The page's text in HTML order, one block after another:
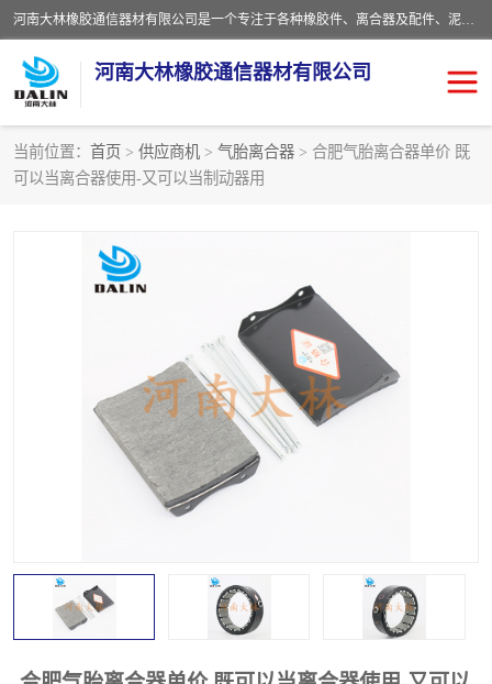
河南大林橡胶通信器材有限公司是一个专注于各种橡胶件、离合器及配件、泥浆泵及配件等产品设计制造和加工的企业。产品应用于矿山、冶金、石油、钢铁、化工、水泥、船舶、造纸、通用机械等各种大功率机械传动或制动装置。
河南大林橡胶通信器材有限公司
当前位置： 首页 > 供应商机 > 气胎离合器 > 合肥气胎离合器单价 既
可以当离合器使用-又可以当制动器用
推盘离合器
VC离合器
PO隔膜离合器 气胎离合器
气动元件
DY隔膜式离合器 CB离合器
实芯轮胎